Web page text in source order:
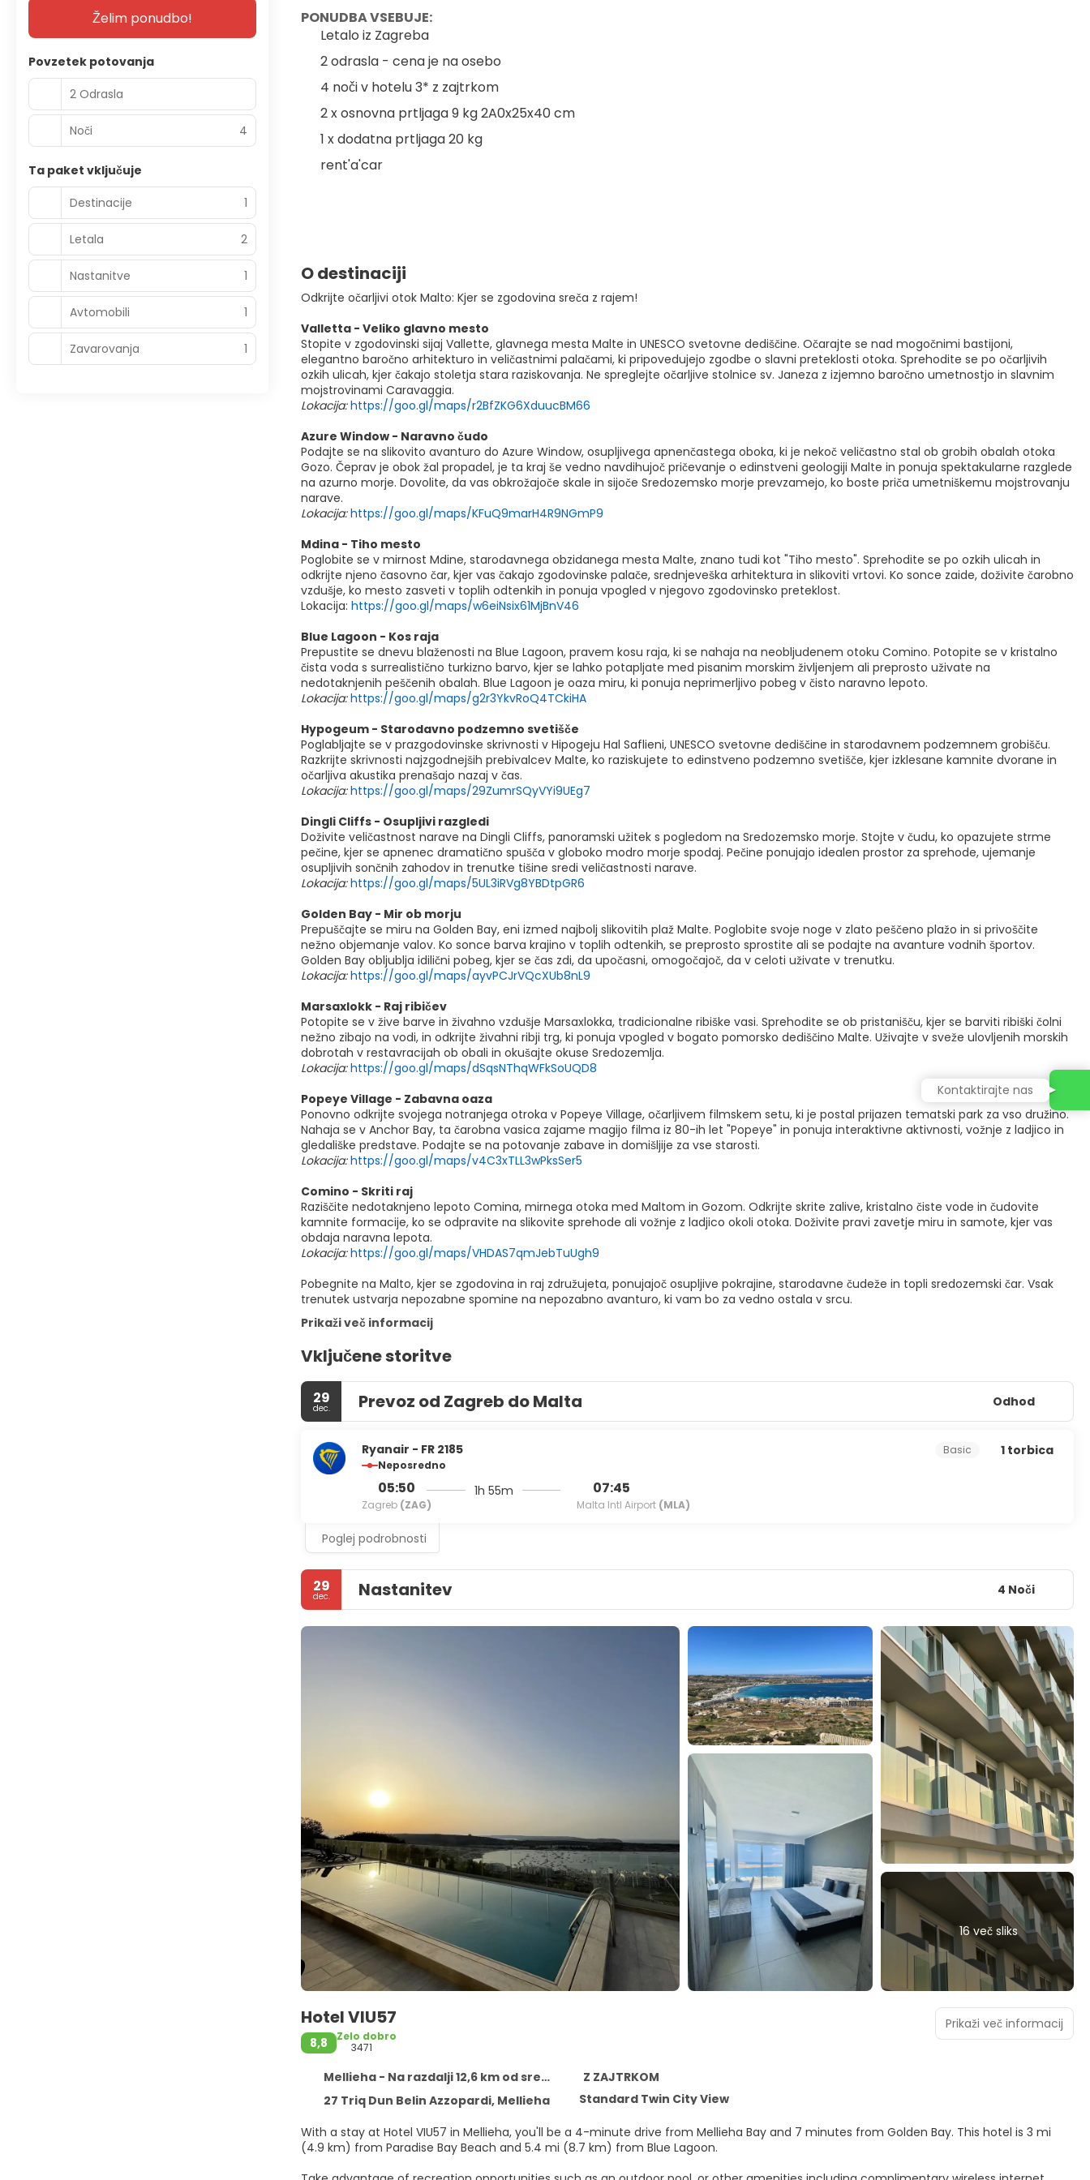
PONUDBA VSEBUJE:
Letalo iz Zagreba
2 odrasla - cena je na osebo
4 noči v hotelu 3* z zajtrkom
2 x osnovna prtljaga 9 kg 2A0x25x40 cm
1 x dodatna prtljaga 20 kg
rent'a'car
O destinaciji
Odkrijte očarljivi otok Malto: Kjer se zgodovina sreča z rajem!
Valletta - Veliko glavno mesto
Stopite v zgodovinski sijaj Vallette, glavnega mesta Malte in UNESCO svetovne dediščine. Očarajte se nad mogočnimi bastijoni,
elegantno baročno arhitekturo in veličastnimi palačami, ki pripovedujejo zgodbe o slavni preteklosti otoka. Sprehodite se po očarljivih
ozkih ulicah, kjer čakajo stoletja stara raziskovanja. Ne spreglejte očarljive stolnice sv. Janeza z izjemno baročno umetnostjo in slavnim
mojstrovinami Caravaggia.
Lokacija: https://goo.gl/maps/r2BfZKG6XduucBM66
Azure Window - Naravno čudo
Podajte se na slikovito avanturo do Azure Window, osupljivega apnenčastega oboka, ki je nekoč veličastno stal ob grobih obalah otoka
Gozo. Čeprav je obok žal propadel, je ta kraj še vedno navdihujoč pričevanje o edinstveni geologiji Malte in ponuja spektakularne razglede
na azurno morje. Dovolite, da vas obkrožajoče skale in sijoče Sredozemsko morje prevzamejo, ko boste priča umetniškemu mojstrovanju
narave.
Lokacija: https://goo.gl/maps/KFuQ9marH4R9NGmP9
Mdina - Tiho mesto
Poglobite se v mirnost Mdine, starodavnega obzidanega mesta Malte, znano tudi kot "Tiho mesto". Sprehodite se po ozkih ulicah in
odkrijte njeno časovno čar, kjer vas čakajo zgodovinske palače, srednjeveška arhitektura in slikoviti vrtovi. Ko sonce zaide, doživite čarobno
vzdušje, ko mesto zasveti v toplih odtenkih in ponuja vpogled v njegovo zgodovinsko preteklost.
Lokacija: https://goo.gl/maps/w6eiNsix61MjBnV46
Blue Lagoon - Kos raja
Prepustite se dnevu blaženosti na Blue Lagoon, pravem kosu raja, ki se nahaja na neobljudenem otoku Comino. Potopite se v kristalno
čista voda s surrealistično turkizno barvo, kjer se lahko potapljate med pisanim morskim življenjem ali preprosto uživate na
nedotaknjenih peščenih obalah. Blue Lagoon je oaza miru, ki ponuja neprimerljivo pobeg v čisto naravno lepoto.
Lokacija:https://goo.gl/maps/g2r3YkvRoQ4TCkiHA
Hypogeum - Starodavno podzemno svetišče
Poglabljajte se v prazgodovinske skrivnosti v Hipogeju Hal Saflieni, UNESCO svetovne dediščine in starodavnem podzemnem grobišču.
Razkrijte skrivnosti najzgodnejših prebivalcev Malte, ko raziskujete to edinstveno podzemno svetišče, kjer izklesane kamnite dvorane in
očarljiva akustika prenašajo nazaj v čas.
Lokacija:https://goo.gl/maps/29ZumrSQyVYi9UEg7
Dingli Cliffs - Osupljivi razgledi
Doživite veličastnost narave na Dingli Cliffs, panoramski užitek s pogledom na Sredozemsko morje. Stojte v čudu, ko opazujete strme
pečine, kjer se apnenec dramatično spušča v globoko modro morje spodaj. Pečine ponujajo idealen prostor za sprehode, ujemanje
osupljivih sončnih zahodov in trenutke tišine sredi veličastnosti narave.
Lokacija:https://goo.gl/maps/5UL3iRVg8YBDtpGR6
Golden Bay - Mir ob morju
Prepuščajte se miru na Golden Bay, eni izmed najbolj slikovitih plaž Malte. Poglobite svoje noge v zlato peščeno plažo in si privoščite
nežno objemanje valov. Ko sonce barva krajino v toplih odtenkih, se preprosto sprostite ali se podajte na avanture vodnih športov.
Golden Bay obljublja idilični pobeg, kjer se čas zdi, da upočasni, omogočajoč, da v celoti uživate v trenutku.
Lokacija: https://goo.gl/maps/ayvPCJrVQcXUb8nL9
Marsaxlokk - Raj ribičev
Potopite se v žive barve in živahno vzdušje Marsaxlokka, tradicionalne ribiške vasi. Sprehodite se ob pristanišču, kjer se barviti ribiški čolni
nežno zibajo na vodi, in odkrijte živahni ribji trg, ki ponuja vpogled v bogato pomorsko dediščino Malte. Uživajte v sveže ulovljenih morskih
dobrotah v restavracijah ob obali in okušajte okuse Sredozemlja.
Lokacija: https://goo.gl/maps/dSqsNThqWFkSoUQD8
Popeye Village - Zabavna oaza
Ponovno odkrijte svojega notranjega otroka v Popeye Village, očarljivem filmskem setu, ki je postal prijazen tematski park za vso družino.
Nahaja se v Anchor Bay, ta čarobna vasica zajame magijo filma iz 80-ih let "Popeye" in ponuja interaktivne aktivnosti, vožnje z ladjico in
gledališke predstave. Podajte se na potovanje zabave in domišljije za vse starosti.
Lokacija:https://goo.gl/maps/v4C3xTLL3wPksSer5
Comino - Skriti raj
Raziščite nedotaknjeno lepoto Comina, mirnega otoka med Maltom in Gozom. Odkrijte skrite zalive, kristalno čiste vode in čudovite
kamnite formacije, ko se odpravite na slikovite sprehode ali vožnje z ladjico okoli otoka. Doživite pravi zavetje miru in samote, kjer vas
obdaja naravna lepota.
Lokacija: https://goo.gl/maps/VHDAS7qmJebTuUgh9
Pobegnite na Malto, kjer se zgodovina in raj združujeta, ponujajoč osupljive pokrajine, starodavne čudeže in topli sredozemski čar. Vsak
trenutek ustvarja nepozabne spomine na nepozabno avanturo, ki vam bo za vedno ostala v srcu.
Prikaži več informacij
Vključene storitve
29
dec. Prevoz od Zagreb do Malta Odhod
Ryanair - FR 2185
Neposredno
05:50
Zagreb (ZAG)
1h 55m 07:45
Malta Intl Airport (MLA)
Basic 1 torbica
Poglej podrobnosti
29
dec. Nastanitev 4 Noči
16 več sliks
Hotel VIU57
8,8
Zelo dobro
3471
Mellieha - Na razdalji 12,6 km od središča
Z ZAJTRKOM
27 Triq Dun Belin Azzopardi, Mellieha
Standard Twin City View
With a stay at Hotel VIU57 in Mellieha, you'll be a 4-minute drive from Mellieha Bay and 7 minutes from Golden Bay. This hotel is 3 mi
(4.9 km) from Paradise Bay Beach and 5.4 mi (8.7 km) from Blue Lagoon.
Prikaži več informacij
Želim ponudbo!
Povzetek potovanja
2 Odrasla
Noči 4
Ta paket vključuje
Destinacije
1
Letala 2
Nastanitve 1
Avtomobili 1
Zavarovanja 1
Kontaktirajte nas